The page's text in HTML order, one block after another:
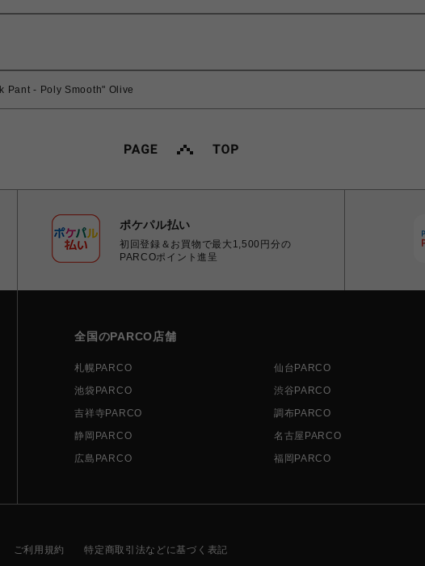
Pant - Poly Smooth" Olive
ポケパル払い
初回登録＆お買物で最大1,500円分の
PARCOポイント進呈
全国のPARCO店舗
札幌PARCO 仙台PARCO
池袋PARCO
渋谷PARCO
吉祥寺PARCO
調布PARCO
静岡PARCO
名古屋PARCO
広島PARCO
福岡PARCO
ご利用規約 特定商取引法などに基づく表記